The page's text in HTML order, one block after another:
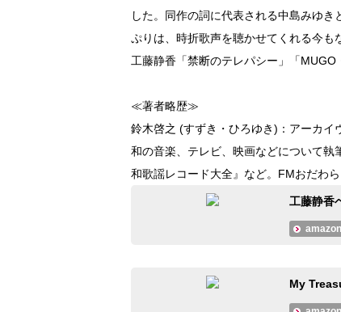
した。同作の詞に代表される中島みゆ
ぷりは、時折歌声を聴かせてくれる今も
工藤静香「禁断のテレパシー」「
≪著者略歴≫
鈴木啓之 (すずき・ひろゆき)：アーカイ
和の音楽、テレビ、映画などについて
和歌謡レコード大全』など。FMおだわ
工藤静
amazon
My